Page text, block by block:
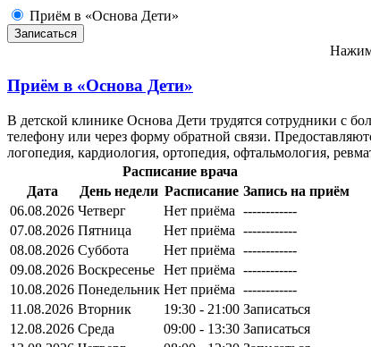
Приём в «Основа Дети»
Приём в «Основа Дети»
В детской клинике Основа Дети трудятся сотрудники с
телефону или через форму обратной связи.
логопедия, кардиология, ортопедия, офтальмология,
Расписание врача
Дата
День недели Расписание Запись на приём
06.08.2026 Четверг Нет приёма ------------
07.08.2026 Пятница Нет приёма ------------
08.08.2026 Суббота Нет приёма ------------
09.08.2026 Воскресенье Нет приёма ------------
10.08.2026 Понедельник Нет приёма ------------
11.08.2026 Вторник 19:30 - 21:00 Записаться
12.08.2026 Среда 09:00 - 13:30 Записаться